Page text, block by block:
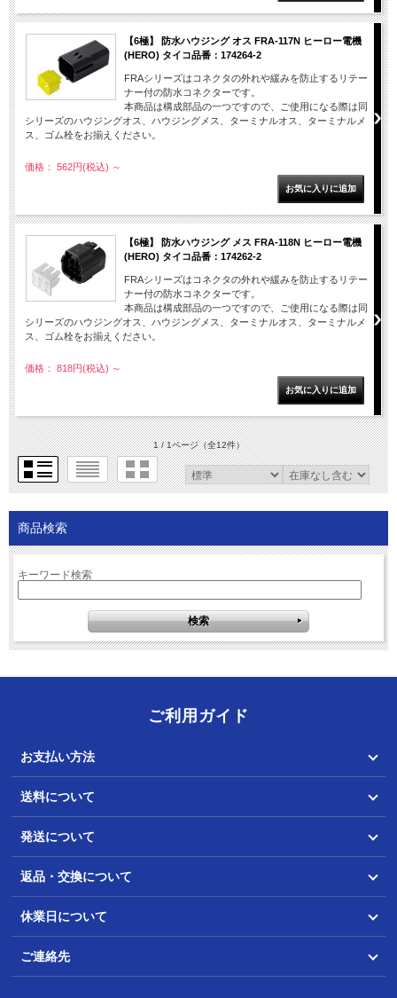
【6極】 防水ハウジング オス FRA-117N ヒーロー電機
(HERO) タイコ品番：174264-2
FRAシリーズはコネクタの外れや緩みを防止するリテー
ナー付の防水コネクターです。
本商品は構成部品の一つですので、ご使用になる際は同
シリーズのハウジングオス、ハウジングメス、ターミナルオス、ターミナルメ
ス、ゴム栓をお揃えください。
価格： 562円(税込) ～
【6極】 防水ハウジング メス FRA-118N ヒーロー電機
(HERO) タイコ品番：174262-2
FRAシリーズはコネクタの外れや緩みを防止するリテー
ナー付の防水コネクターです。
本商品は構成部品の一つですので、ご使用になる際は同
シリーズのハウジングオス、ハウジングメス、ターミナルオス、ターミナルメ
ス、ゴム栓をお揃えください。
価格： 818円(税込) ～
1 / 1ページ（全12件）
商品検索
キーワード検索
ご利用ガイド
お支払い方法
送料について
発送について
返品・交換について
休業日について
ご連絡先